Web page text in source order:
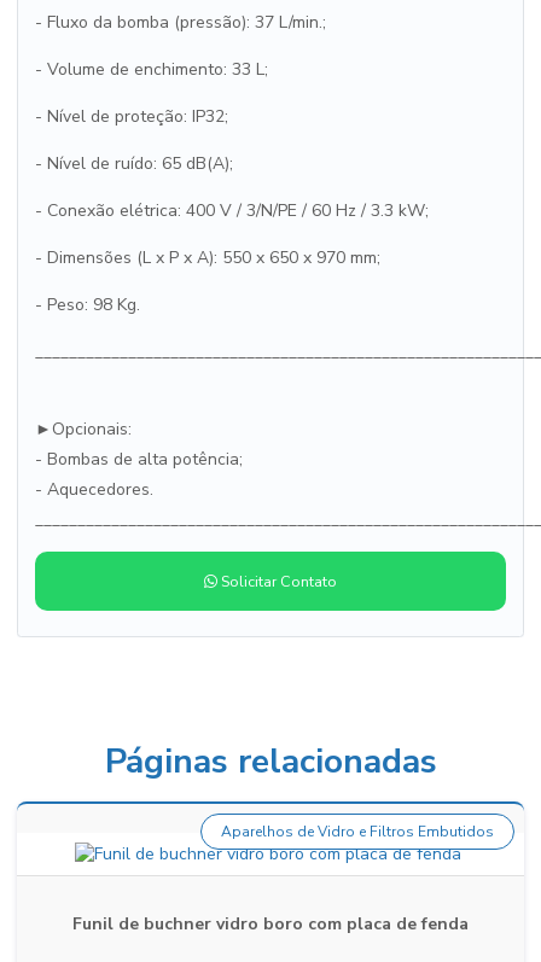
- Fluxo da bomba (pressão): 37 L/min.;
- Volume de enchimento: 33 L;
- Nível de proteção: IP32;
- Nível de ruído: 65 dB(A);
- Conexão elétrica: 400 V / 3/N/PE / 60 Hz / 3.3 kW;
- Dimensões (L x P x A): 550 x 650 x 970 mm;
- Peso: 98 Kg.
►Opcionais:
- Bombas de alta potência;
- Aquecedores.
Solicitar Contato
Páginas relacionadas
Funil de buchner vidro boro com placa de fenda
Aparelhos de Vidro e Filtros Embutidos